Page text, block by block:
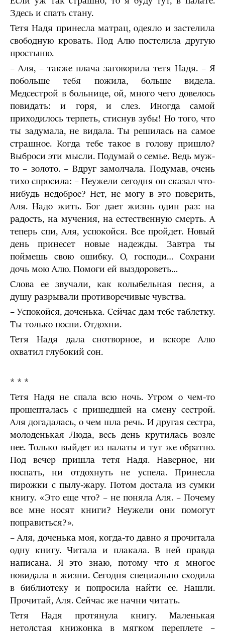
Здесь и спать стану.
Тетя Надя принесла матрац, одеяло и застелила
свободную кровать. Под Алю постелила другую
простыню.
– Аля, – также плача заговорила тетя Надя. – Я
побольше тебя пожила, больше видела.
Медсестрой в больнице, ой, много чего довелось
повидать: и горя, и слез. Иногда самой
приходилось терпеть, стиснув зубы! Но того, что
ты задумала, не видала. Ты решилась на самое
страшное. Когда тебе такое в голову пришло?
Выброси эти мысли. Подумай о семье. Ведь муж-
то – золото. – Вдруг замолчала. Подумав, очень
тихо спросила: – Неужели сегодня он сказал что-
нибудь недоброе? Нет, не могу в это поверить,
Аля. Надо жить. Бог дает жизнь один раз: на
радость, на мучения, на естественную смерть. А
теперь спи, Аля, успокойся. Все пройдет. Новый
день принесет новые надежды. Завтра ты
поймешь свою ошибку. О, господи… Сохрани
дочь мою Алю. Помоги ей выздороветь…
Слова ее звучали, как колыбельная песня, а
душу разрывали противоречивые чувства.
– Успокойся, доченька. Сейчас дам тебе таблетку.
Ты только поспи. Отдохни.
Тетя Надя дала снотворное, и вскоре Алю
охватил глубокий сон.
* * *
Тетя Надя не спала всю ночь. Утром о чем-то
прошепталась с пришедшей на смену сестрой.
Аля догадалась, о чем шла речь. И другая сестра,
молоденькая Люда, весь день крутилась возле
нее. Только выйдет из палаты и тут же обратно.
Под вечер пришла тетя Надя. Наверное, ни
поспать, ни отдохнуть не успела. Принесла
пирожки с пылу-жару. Потом достала из сумки
книгу. «Это еще что? – не поняла Аля. – Почему
все мне носят книги? Неужели они помогут
поправиться?».
– Аля, доченька моя, когда-то давно я прочитала
одну книгу. Читала и плакала. В ней правда
написана. Я это знаю, потому что я многое
повидала в жизни. Сегодня специально сходила
в библиотеку и попросила найти ее. Нашли.
Прочитай, Аля. Сейчас же начни читать.
Тетя Надя протянула книгу. Маленькая
нетолстая книжонка в мягком переплете –